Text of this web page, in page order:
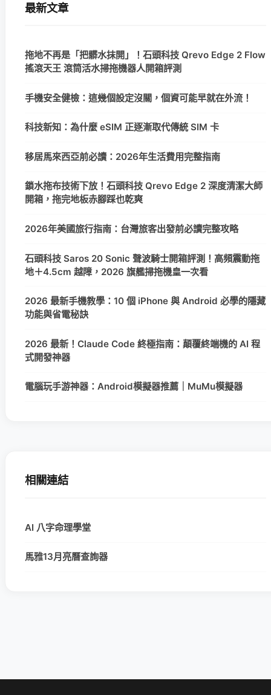
最新文章
拖地不再是「把髒水抹開」！石頭科技 Qrevo Edge 2 Flow
搖滾天王 滾筒活水掃拖機器人開箱評測
手機安全健檢：這幾個設定沒關，個資可能早就在外流！
科技新知：為什麼 eSIM 正逐漸取代傳統 SIM 卡
移居馬來西亞前必讀：2026年生活費用完整指南
鎖水拖布技術下放！石頭科技 Qrevo Edge 2 深度清潔大師
開箱，拖完地板赤腳踩也乾爽
2026年美國旅行指南：台灣旅客出發前必讀完整攻略
石頭科技 Saros 20 Sonic 聲波騎士開箱評測！高頻震動拖
地＋4.5cm 越障，2026 旗艦掃拖機皇一次看
2026 最新手機教學：10 個 iPhone 與 Android 必學的隱藏
功能與省電秘訣
2026 最新！Claude Code 終極指南：顛覆終端機的 AI 程
式開發神器
電腦玩手游神器：Android模擬器推薦｜MuMu模擬器
相關連結
AI 八字命理學堂
馬雅13月亮曆查詢器